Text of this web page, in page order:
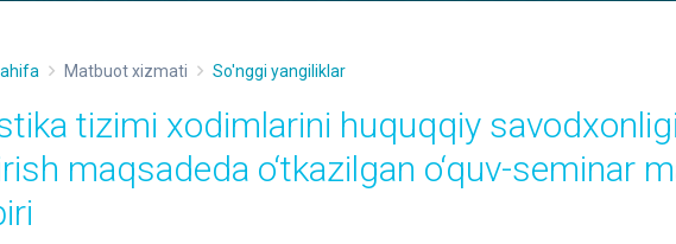
Matbuot xizmati So'nggi yangiliklar
tizimi xodimlarini huquqqiy
maqsadeda o‘tkazilgan o‘quv-seminar